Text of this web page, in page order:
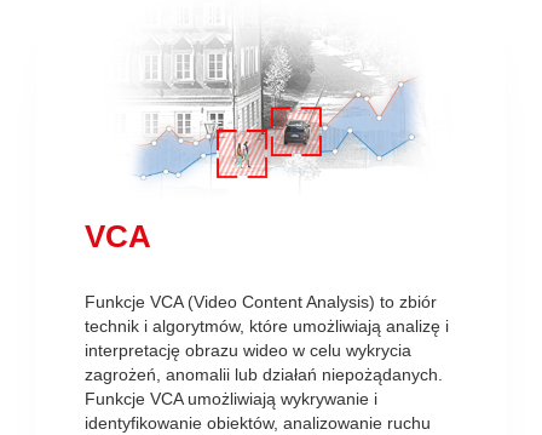
VCA
Funkcje VCA (Video Content Analysis) to zbiór
technik i algorytmów, które umożliwiają analizę i
interpretację obrazu wideo w celu wykrycia
zagrożeń, anomalii lub działań niepożądanych.
Funkcje VCA umożliwiają wykrywanie i
identyfikowanie obiektów, analizowanie ruchu